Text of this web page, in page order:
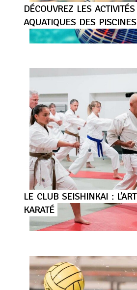
DÉCOUVREZ LES ACTIVITÉS
AQUATIQUES DES PISCINES
LE CLUB SEISHINKAI : L’ART
KARATÉ